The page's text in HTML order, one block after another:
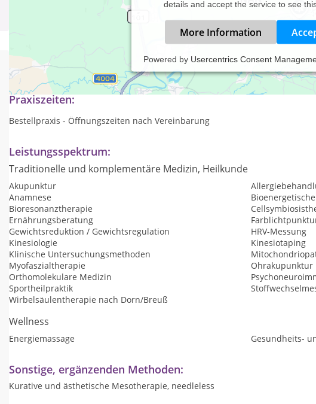
details and accept the service to see
More Information
Powered by Usercentrics Consent
VITALPRAXIS Sportmedizin, Stoffwechselregulation, Aestetic (Köln/Bonn)
Praxiszeiten:
Bestellpraxis - Öffnungszeiten nach Vereinbarung
Leistungsspektrum:
Traditionelle und komplementäre Medizin, Heilkunde
Akupunktur
Anamnese
Bioresonanztherapie
Ernährungsberatung
Gewichtsreduktion / Gewichtsregulation
HRV-Messung
Kinesiologie
Kinesiotaping
Klinische Untersuchungsmethoden
Myofaszialtherapie
Ohrakupunktur
Orthomolekulare Medizin
Sportheilpraktik
Wirbelsäulentherapie nach Dorn/Breuß
Wellness
Energiemassage Gesundheits-
Sonstige, ergänzenden Methoden:
Kurative und ästhetische Mesotherapie, needleless